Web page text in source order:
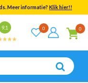
Meer informatie? Klik hier!!
9.1 0 0